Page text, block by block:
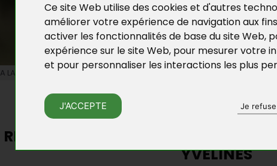
Ce site Web utilise des cookies et d'autres
améliorer votre expérience de navigation aux
activer les fonctionnalités de base du site Web,
expérience sur le site Web, pour mesurer votre
et pour personnaliser les interactions les plus
J'ACCEPTE Je refuse
A LA UNE
L’ACTU DE BGE
RDV TPE - LES GÉANTS DE
YVELINES